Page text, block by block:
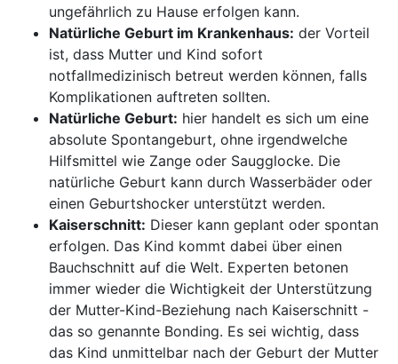
ungefährlich zu Hause erfolgen kann.
Natürliche Geburt im Krankenhaus: der Vorteil
ist, dass Mutter und Kind sofort
notfallmedizinisch betreut werden können, falls
Komplikationen auftreten sollten.
Natürliche Geburt: hier handelt es sich um eine
absolute Spontangeburt, ohne irgendwelche
Hilfsmittel wie Zange oder Saugglocke. Die
natürliche Geburt kann durch Wasserbäder oder
einen Geburtshocker unterstützt werden.
Kaiserschnitt: Dieser kann geplant oder spontan
erfolgen. Das Kind kommt dabei über einen
Bauchschnitt auf die Welt. Experten betonen
immer wieder die Wichtigkeit der Unterstützung
der Mutter-Kind-Beziehung nach Kaiserschnitt -
das so genannte Bonding. Es sei wichtig, dass
das Kind unmittelbar nach der Geburt der Mutter